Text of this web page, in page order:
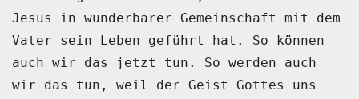
Jesus in wunderbarer Gemeinschaft
mit dem
Vater sein Leben geführt hat.
So können
auch wir das jetzt tun.
So werden auch
wir das tun, weil der Geist Gottes uns